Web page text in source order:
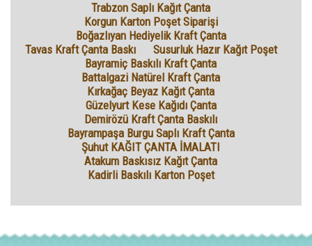
Trabzon Saplı Kağıt Çanta
Korgun Karton Poşet Siparişi
Boğazlıyan Hediyelik Kraft Çanta
Tavas Kraft Çanta Baskı
Susurluk Hazır Kağıt Poşet
Bayramiç Baskılı Kraft Çanta
Battalgazi Natürel Kraft Çanta
Kırkağaç Beyaz Kağıt Çanta
Güzelyurt Kese Kağıdı Çanta
Demirözü Kraft Çanta Baskılı
Bayrampaşa Burgu Saplı Kraft Çanta
Şuhut KAĞIT ÇANTA İMALATI
Atakum Baskısız Kağıt Çanta
Kadirli Baskılı Karton Poşet